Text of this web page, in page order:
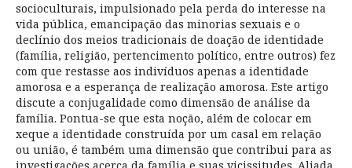
socioculturais, impulsionado pela perda do interesse na
vida pública, emancipação das minorias sexuais e o
declínio dos meios tradicionais de doação de identidade
(família, religião, pertencimento político, entre outros) fez
com que restasse aos indivíduos apenas a identidade
amorosa e a esperança de realização amorosa. Este artigo
discute a conjugalidade como dimensão de análise da
família. Pontua-se que esta noção, além de colocar em
xeque a identidade construída por um casal em relação
ou união, é também uma dimensão que contribui para as